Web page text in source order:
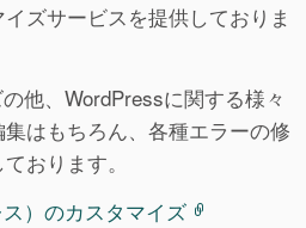
ズサービスを提供しておりま
他、WordPressに関する様々
はもちろん、各種エラーの修
おります。
）のカスタマイズ